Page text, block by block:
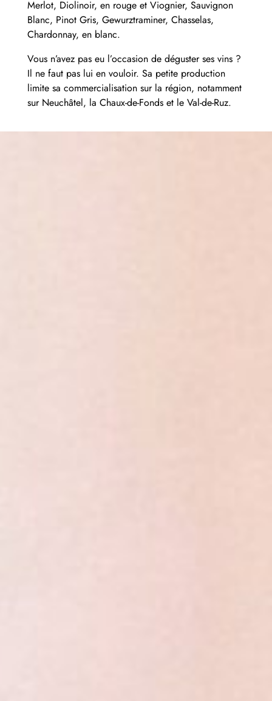
Merlot, Diolinoir, en rouge et Viognier, Sauvignon
Blanc, Pinot Gris, Gewurztraminer, Chasselas,
Chardonnay, en blanc.
Vous n’avez pas eu l’occasion de déguster ses vins ?
Il ne faut pas lui en vouloir. Sa petite production
limite sa commercialisation sur la région, notamment
sur Neuchâtel, la Chaux-de-Fonds et le Val-de-Ruz.